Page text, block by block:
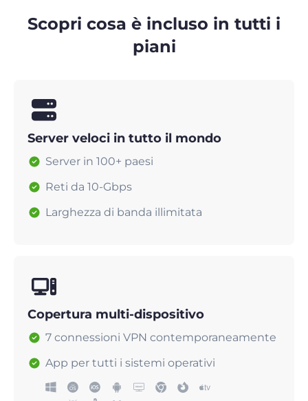
Scopri cosa è incluso in tutti i
piani
Server veloci in tutto il mondo
Server in 100+ paesi
Reti da 10-Gbps
Larghezza di banda illimitata
Copertura multi-dispositivo
7 connessioni VPN contemporaneamente
App per tutti i sistemi operativi